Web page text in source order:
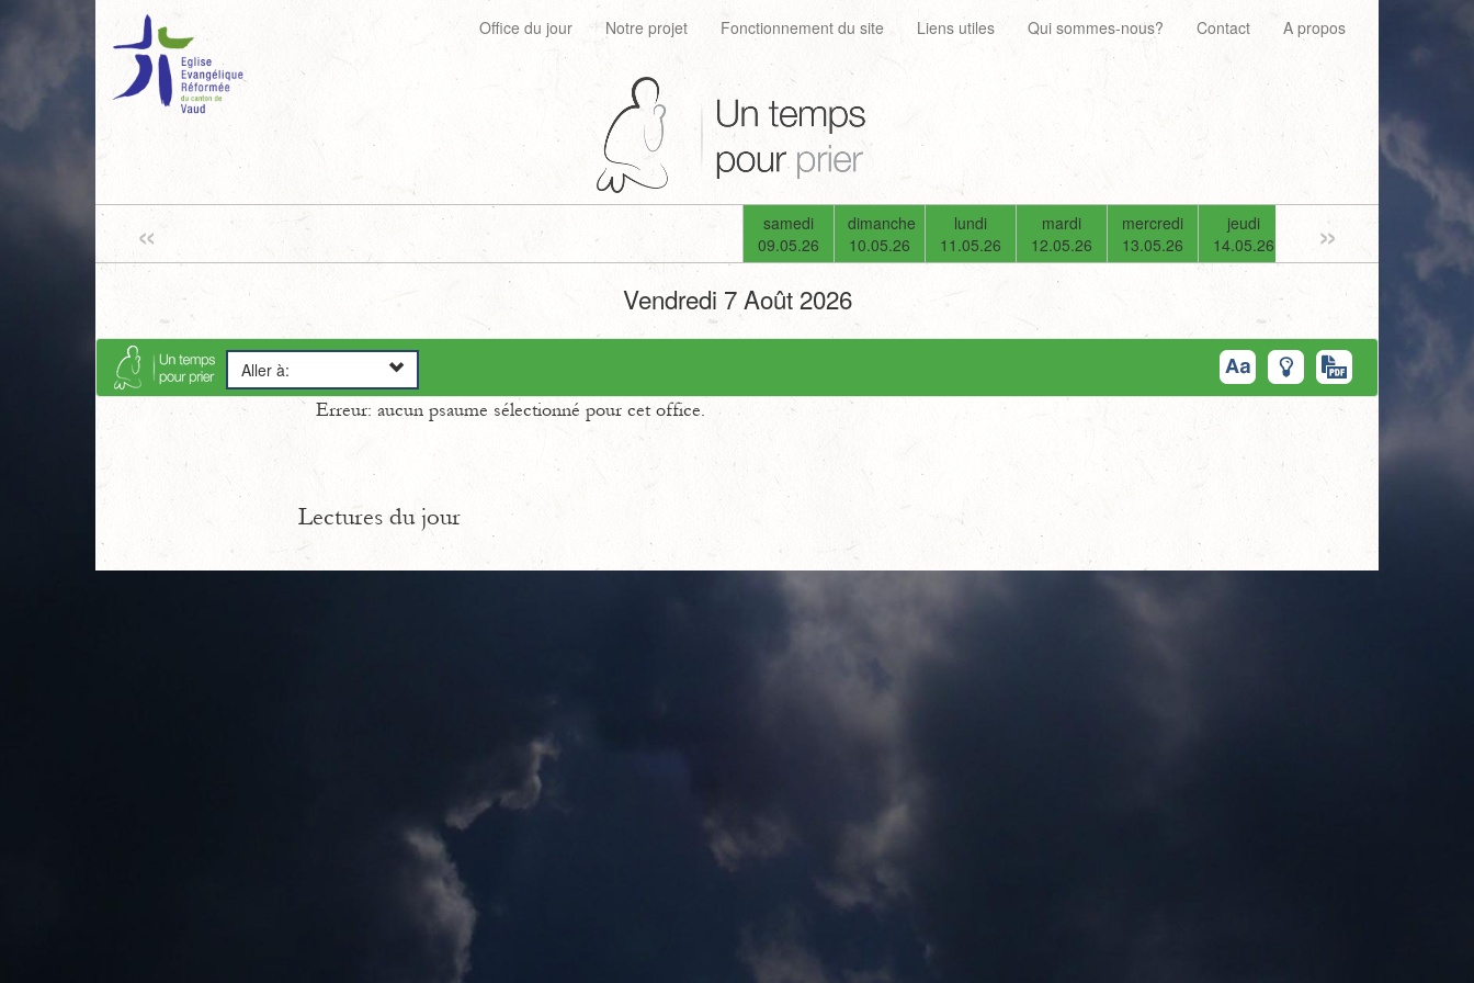
Office du jour Notre projet Fonctionnement du site Liens utiles Qui sommes-nous? Contact A propos
«
samedi
09.05.26
dimanche
10.05.26
lundi
11.05.26
mardi
12.05.26
mercredi
13.05.26
jeudi
14.05.26
15.05.26
»
Vendredi 7 Août 2026
Aller à:
Erreur: aucun psaume sélectionné pour cet office.
Lectures du jour